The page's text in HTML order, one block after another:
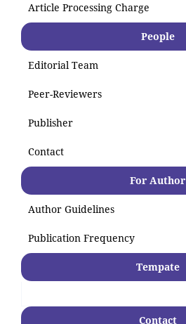
Article Processing Charge
People
Editorial Team
Peer-Reviewers
Publisher
Contact
For Author
Author Guidelines
Publication Frequency
Tempate
Contact